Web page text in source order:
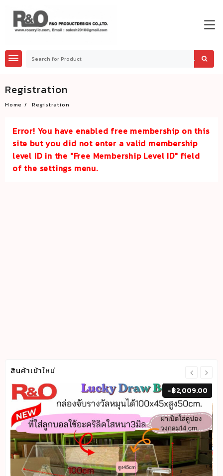
content
Registration
Home Registration
Error! You have enabled free membership on this
site but you did not enter a valid membership
level ID in the "Free Membership Level ID" field
of the settings menu.
สินค้าเข้าใหม่
-฿2,009.00